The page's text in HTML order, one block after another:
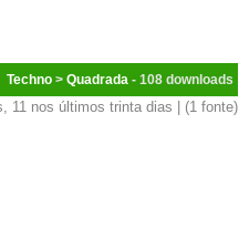
Techno > Quadrada - 108
11 nos últimos trinta dias | (1 fonte)